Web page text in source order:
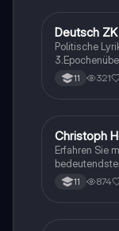
literarischen
Deutsch
Deutsch
Politische
11 321
Deutsch
Christoph
Erfahren Sie
Werke,
11 874